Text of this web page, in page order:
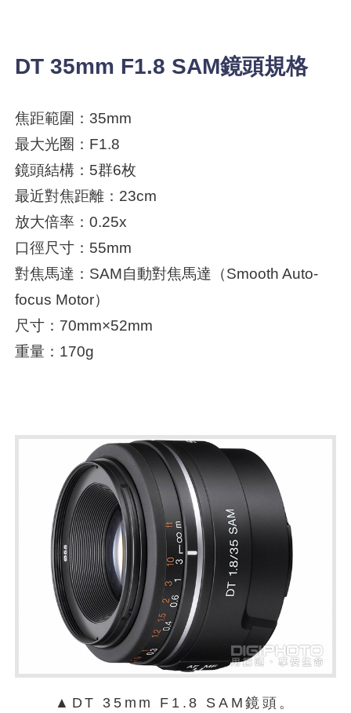
DT 35mm F1.8 SAM鏡頭規格
焦距範圍：35mm
最大光圈：F1.8
鏡頭結構：5群6枚
最近對焦距離：23cm
放大倍率：0.25x
口徑尺寸：55mm
對焦馬達：SAM自動對焦馬達（Smooth Auto-
focus Motor）
尺寸：70mm×52mm
重量：170g
▲DT 35mm F1.8 SAM鏡頭。